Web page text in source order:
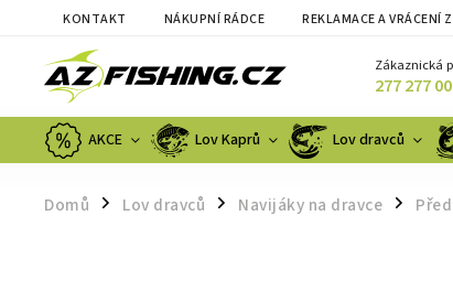
KONTAKT NÁKUPNÍ RÁDCE REKLAMACE A VRÁCENÍ
Zákaznická
277 277
AKCE Lov Kaprů Lov dravců
Domů / Lov dravců / Navijáky na dravce /